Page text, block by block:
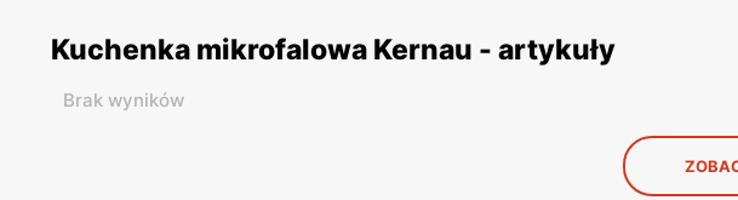
Kuchenka mikrofalowa Kernau - artykuły
Brak wyników